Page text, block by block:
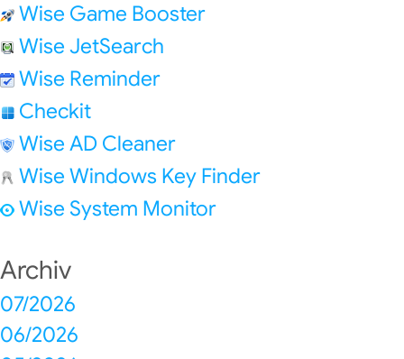
Wise Game Booster
Wise JetSearch
Wise Reminder
Checkit
Wise AD Cleaner
Wise Windows Key Finder
Wise System Monitor
Archiv
07/2026
06/2026